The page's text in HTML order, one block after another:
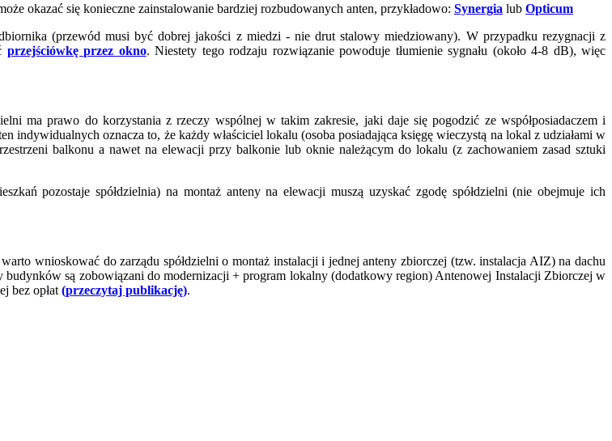
okazać się konieczne zainstalowanie bardziej rozbudowanych anten, przykładowo: Synergia lub Opticum
(przewód musi być dobrej jakości z miedzi - nie drut stalowy miedziowany). W przypadku rezygnacji z
przejściówkę przez okno. Niestety tego rodzaju rozwiązanie powoduje tłumienie sygnału (około 4-8 dB), więc
ma prawo do korzystania z rzeczy wspólnej w takim zakresie, jaki daje się pogodzić ze współposiadaczem i
indywidualnych oznacza to, że każdy właściciel lokalu (osoba posiadająca księgę wieczystą na lokal z udziałami w
balkonu a nawet na elewacji przy balkonie lub oknie należącym do lokalu (z zachowaniem zasad sztuki
pozostaje spółdzielnia) na montaż anteny na elewacji muszą uzyskać zgodę spółdzielni (nie obejmuje ich
wnioskować do zarządu spółdzielni o montaż instalacji i jednej anteny zbiorczej (tzw. instalacja AIZ) na dachu
są zobowiązani do modernizacji + program lokalny (dodatkowy region) Antenowej Instalacji Zbiorczej w
bez opłat (przeczytaj publikację).